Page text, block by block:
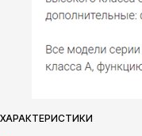
ХАРАКТЕРИСТИКИ